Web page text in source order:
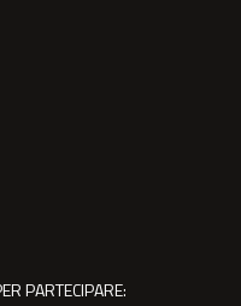
PARTECIPARE: